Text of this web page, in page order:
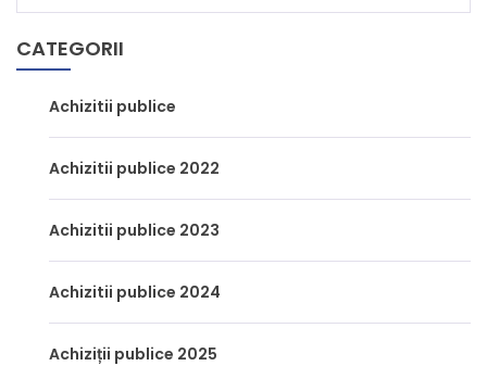
CATEGORII
Achizitii publice
Achizitii publice 2022
Achizitii publice 2023
Achizitii publice 2024
Achiziții publice 2025